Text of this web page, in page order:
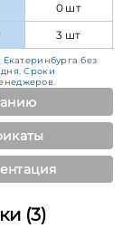
0 шт
3 шт
без
Сроки
(3)